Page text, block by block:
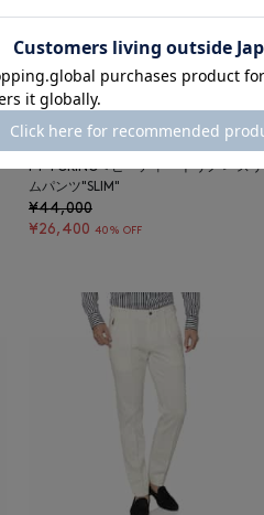
SALE SOLDOUT 返品不可
ギフトラッピング不可
PT TORINO＜ピーティー トリノ＞ スリ
ムパンツ"SLIM"
¥44,000
¥26,400 40% OFF